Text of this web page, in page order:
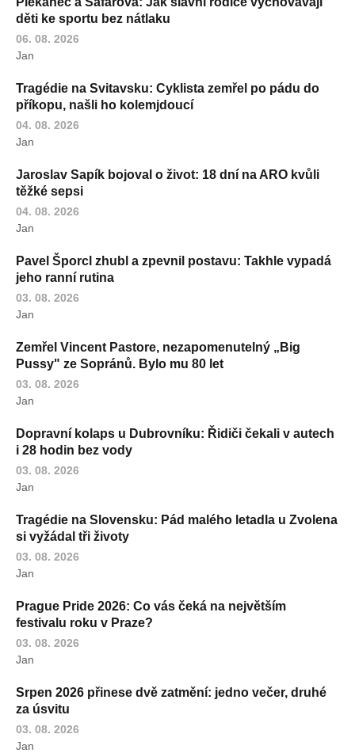
děti ke sportu bez nátlaku
06. 08. 2026
Jan
Tragédie na Svitavsku: Cyklista zemřel po pádu do
příkopu, našli ho kolemjdoucí
04. 08. 2026
Jan
Jaroslav Sapík bojoval o život: 18 dní na ARO kvůli
těžké sepsi
04. 08. 2026
Jan
Pavel Šporcl zhubl a zpevnil postavu: Takhle vypadá
jeho ranní rutina
03. 08. 2026
Jan
Zemřel Vincent Pastore, nezapomenutelný „Big
Pussy" ze Sopránů. Bylo mu 80 let
03. 08. 2026
Jan
Dopravní kolaps u Dubrovníku: Řidiči čekali v autech
i 28 hodin bez vody
03. 08. 2026
Jan
Tragédie na Slovensku: Pád malého letadla u Zvolena
si vyžádal tři životy
03. 08. 2026
Jan
Prague Pride 2026: Co vás čeká na největším
festivalu roku v Praze?
03. 08. 2026
Jan
Srpen 2026 přinese dvě zatmění: jedno večer, druhé
za úsvitu
03. 08. 2026
Jan